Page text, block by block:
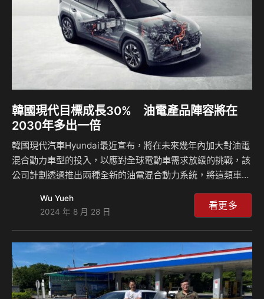
體認到家中女…
韓國現代目標成長30% 油電產品陣容將在
2030年多出一倍
韓國現代汽車Hyundai最近宣布，將在未來幾年內加大對油電
混合動力車型的投入，以應對全球電動車需求放緩的挑戰，該
公司計劃透過推出兩種全新的油電混合動力系統，將這類車型
Genesis，這是現代應對市場變化的重要戰略，未來也將提高
油電動力車款的銷售量，並且到2030年將全球銷售量提高
30%之多。 在電動車市場需求增速放緩的狀況下，韓國
Hyundai現代汽車選擇加強油電混合動力技術的開發與推廣，
該公司認為，雖然電動車在環保方面具有明顯優勢，但在基礎
設施尚不完善的市場中，油電動力車更能滿足消費者的需求，
油電動力系統不僅在油耗和排放方面表現出色，還能夠…
Wu Yueh
2024 年 8 月 28 日
看更多